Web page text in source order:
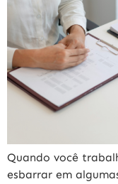
Quando você
esbarrar em